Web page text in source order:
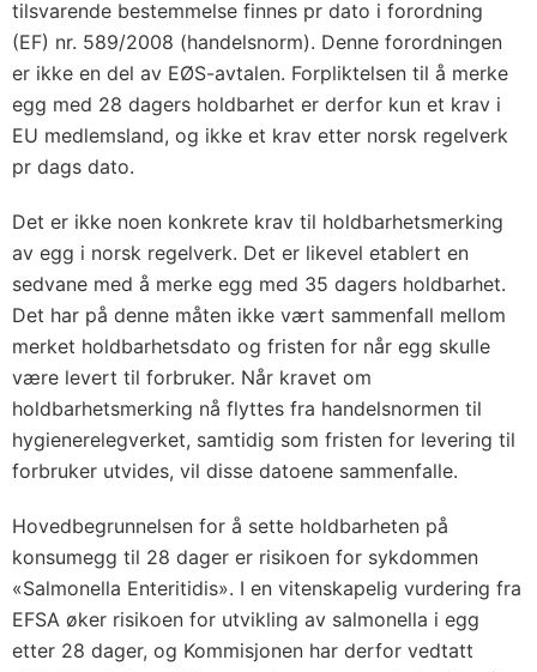
tilsvarende bestemmelse finnes pr dato i forordning
(EF) nr. 589/2008 (handelsnorm). Denne forordningen
er ikke en del av EØS-avtalen. Forpliktelsen til å merke
egg med 28 dagers holdbarhet er derfor kun et krav i
EU medlemsland, og ikke et krav etter norsk regelverk
pr dags dato.
Det er ikke noen konkrete krav til holdbarhetsmerking
av egg i norsk regelverk. Det er likevel etablert en
sedvane med å merke egg med 35 dagers holdbarhet.
Det har på denne måten ikke vært sammenfall mellom
merket holdbarhetsdato og fristen for når egg skulle
være levert til forbruker. Når kravet om
holdbarhetsmerking nå flyttes fra handelsnormen til
hygienerelegverket, samtidig som fristen for levering til
forbruker utvides, vil disse datoene sammenfalle.
Hovedbegrunnelsen for å sette holdbarheten på
konsumegg til 28 dager er risikoen for sykdommen
«Salmonella Enteritidis». I en vitenskapelig vurdering fra
EFSA øker risikoen for utvikling av salmonella i egg
etter 28 dager, og Kommisjonen har derfor vedtatt